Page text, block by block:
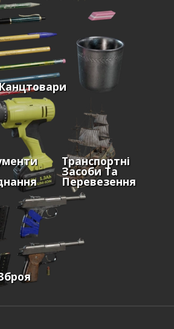
Транспортні
Засоби Та
Перевезення